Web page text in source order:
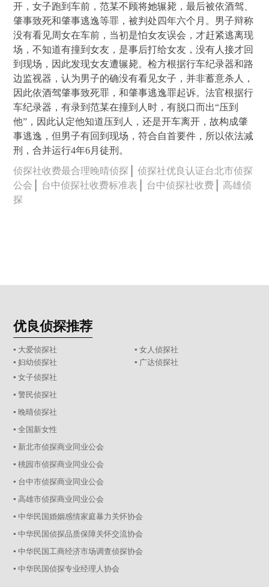
开，女子跑到车前，范某不顾将她辗毙，最后被依酒驾、
肇事致死和肇事逃逸等罪，被判处四年六个月。男子辩称
没有看见周女在车前，当初是怕女友误会，才赶紧逃离现
场，不知道有撞到女友，是事后打给女友，没有人接才回
到现场，因此发现女友遭辗毙。检方根据行车纪录器和路
边监视器，认为男子的确没有看见女子，并非蓄意杀人，
因此依酒驾肇事致死罪，和肇事逃逸罪起诉。法官根据行
车纪录器，有录到范某在撞到人时，有脱口而出“压到
他”，因此认定他知道压到人，还是开车离开，故构成肇
事逃逸，但男子有回到现场，符合自首要件，所以依法减
刑，合并运行4年6月徒刑。
侦探社收费最合理晚晴侦探 │侦探社优良认证台北市侦探
公会
台中侦探社收费标准表 台中侦探社收费 │高雄侦
探
优良侦探推荐
▪ 大爱侦探社
▪ 女人侦探社
▪ 妇幼侦探社
▪ 广达侦探社
▪ 女子侦探社
▪ 警民侦探社
▪ 晚晴侦探社
▪ 全国新女性
▪ 新北市侦探商业同业公会
▪ 桃园市侦探商业同业公会
▪ 台中市侦探商业同业公会
▪ 高雄市侦探商业同业公会
▪ 中华民国婚姻感情家庭暴力关怀协会
▪ 中华民国侦探品质保障关怀交流协会
▪ 中华民国工商经济市场调查侦探协会
▪ 中华民国侦探专业经理人协会